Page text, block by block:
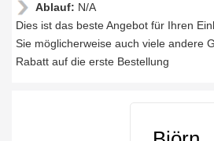
Ablauf: N/A
Dies ist das beste Angebot für Ihren
Sie möglicherweise auch viele andere
Rabatt auf die erste Bestellung